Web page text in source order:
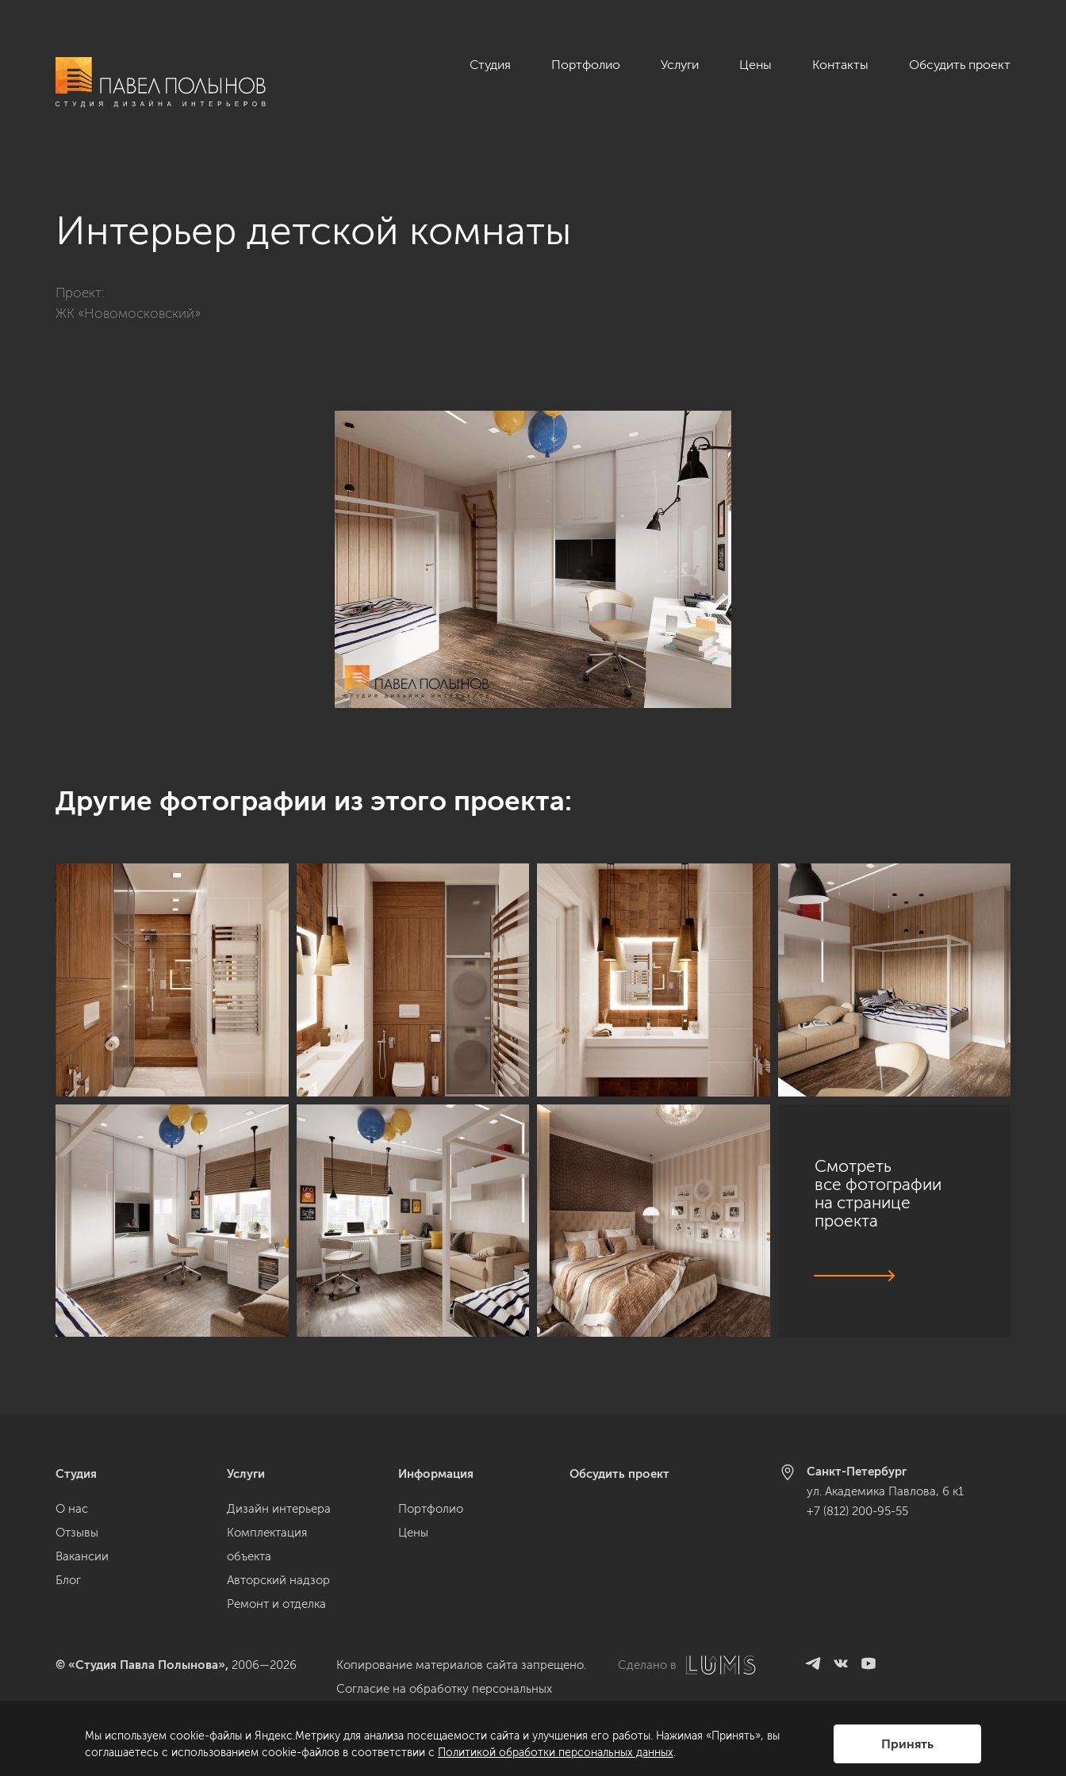
Студия Портфолио Услуги Цены Контакты Обсудить проект
Интерьер детской комнаты
Проект:
ЖК «Новомосковский»
Другие фотографии из этого проекта:
Смотреть
все фотографии
на странице
проекта
Студия
О нас
Отзывы
Вакансии
Блог
Услуги
Дизайн интерьера
Комплектация
объекта
Авторский надзор
Ремонт и отделка
Информация
Портфолио
Цены
Обсудить проект
Санкт-Петербург
ул. Академика Павлова, 6 к1
+7 (812) 200-95-55
© «Студия Павла Полынова», 2006—2026
Копирование материалов сайта запрещено.
Согласие на обработку персональных
Политика обработки персональных данных
Сделано в
Мы используем cookie-файлы и Яндекс.Метрику для анализа посещаемости сайта и улучшения его работы. Нажимая «Принять», вы
соглашаетесь с использованием cookie-файлов в соответствии с Политикой обработки персональных данных.
Принять